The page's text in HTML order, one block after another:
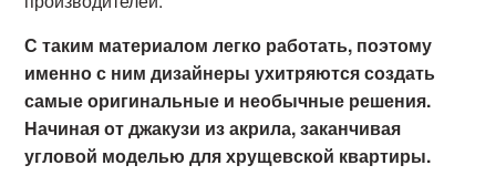
С таким материалом легко работать, поэтому
именно с ним дизайнеры ухитряются создать
самые оригинальные и необычные решения.
Начиная от джакузи из акрила, заканчивая
угловой моделью для хрущевской квартиры.